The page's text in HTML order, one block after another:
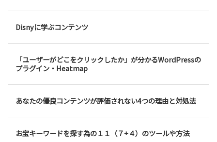
Disnyに学ぶコンテンツ
「ユーザーがどこをクリックしたか」が分かるWordPressの
プラグイン・Heatmap
あなたの優良コンテンツが評価されない4つの理由と対処法
お宝キーワードを探す為の１１（７+４）のツールや方法